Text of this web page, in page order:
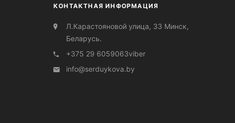
КОНТАКТНАЯ ИНФОРМАЦИЯ
Л.Карастояновой улица, 33 Минск,
Беларусь.
+375 29 6059063viber
info@serduуkova.by